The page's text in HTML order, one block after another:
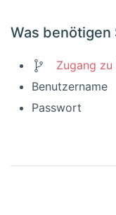
Was benötigen
Zugang
Benutzername
Passwort